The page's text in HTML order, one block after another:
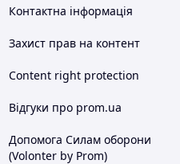
Контактна інформація
Захист прав на контент
Content right protection
Відгуки про prom.ua
Допомога Силам оборони
(Volonter by Prom)